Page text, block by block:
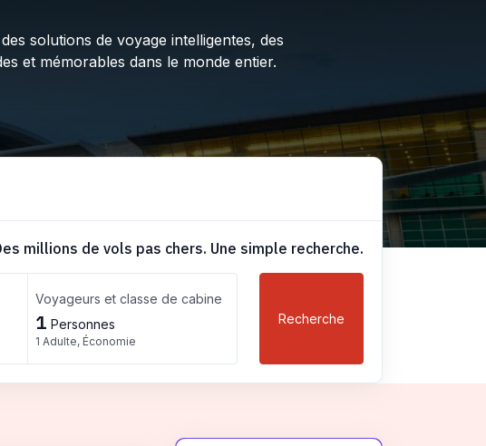
solutions de voyage intelligentes, des
et mémorables dans le monde entier.
millions de vols pas chers. Une simple recherche.
Voyageurs et classe de cabine
1 Personnes
1 Adulte, Économie
Recherche